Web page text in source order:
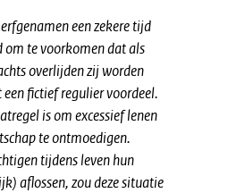
een zekere tijd
om te voorkomen dat als
overlijden zij worden
fictief regulier voordeel.
is om excessief lenen
te ontmoedigen.
tijdens leven hun
aflossen, zou deze situatie